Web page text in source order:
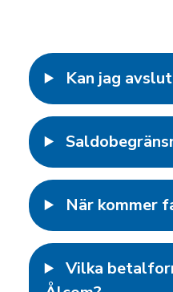
Kan jag
När kommer
Vilka